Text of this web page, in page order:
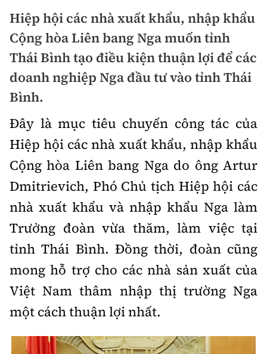
Thời sự
Chính trị
Xã hội
Chuyện dọc đường
Cải chính
Xây dựng
Chỉ đạo điều hành
Quy hoạch kiến trúc
Vật liệu xây dựng
Giám định chất lượng
Quản lý đô thị
Giao thông
Quản lý
Đường bộ
Hàng không
Đăng kiểm
Đường sắt tốc độ cao
Đường thủy
Hàng hải
Đường sắt đô thị
Kinh tế
Thị trường
Tài chính
Chứng khoán
Bảo hiểm
Doanh nghiệp
Pháp luật
Thanh tra
An ninh hình sự
Điều tra
Pháp đình
Hỏi - Đáp
An toàn giao thông
Giao thông 24h
ATGT địa phương
Văn hóa giao thông
Lái xe an toàn
Chất lượng sống
Giáo dục
Y tế
Đời sống
Lao động - Công đoàn
Văn hóa - Giải Trí
Văn hóa
Showbiz
Điện ảnh
Thể thao
Bóng đá
Bình luận
Hiệp hội các nhà xuất khẩu, nhập khẩu
Cộng hòa Liên bang Nga muốn tỉnh
Thái Bình tạo điều kiện thuận lợi để các
doanh nghiệp Nga đầu tư vào tỉnh Thái
Bình.
Đây là mục tiêu chuyến công tác của
Hiệp hội các nhà xuất khẩu, nhập khẩu
Cộng hòa Liên bang Nga do ông Artur
Dmitrievich, Phó Chủ tịch Hiệp hội các
nhà xuất khẩu và nhập khẩu Nga làm
Trưởng đoàn vừa thăm, làm việc tại
tỉnh Thái Bình. Đồng thời, đoàn cũng
mong hỗ trợ cho các nhà sản xuất của
Việt Nam thâm nhập thị trường Nga
một cách thuận lợi nhất.